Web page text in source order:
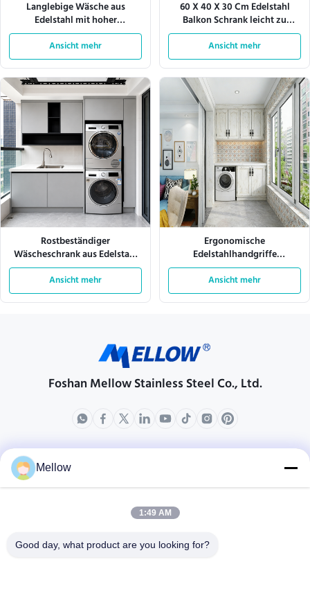
Langlebige Wäsche aus
Edelstahl mit hoher
Korrosionsbeständigkeit
Ansicht mehr
60 X 40 X 30 Cm Edelstahl
Balkon Schrank leicht zu
reinigen
Korrosionsbeständiges
Lagerschrank geeignet für
Balkon
Ansicht mehr
Rostbeständiger
Wäscheschrank aus Edelstahl
mit leicht zu reinigenden
Oberflächen und perforiertem
Design für Luftzirkulation
Ansicht mehr
Ergonomische
Edelstahlhandgriffe
Edelstahlwäsche Systeme zur
Bereitstellung und Leistung für
industrielle Waschmaschinen
Ansicht mehr
Foshan Mellow Stainless Steel Co., Ltd.
produits
Unternehmensprofil
Fabrik-Ausflug
Fälle
Mellow
1:49 AM
Good day, what product are you looking for?